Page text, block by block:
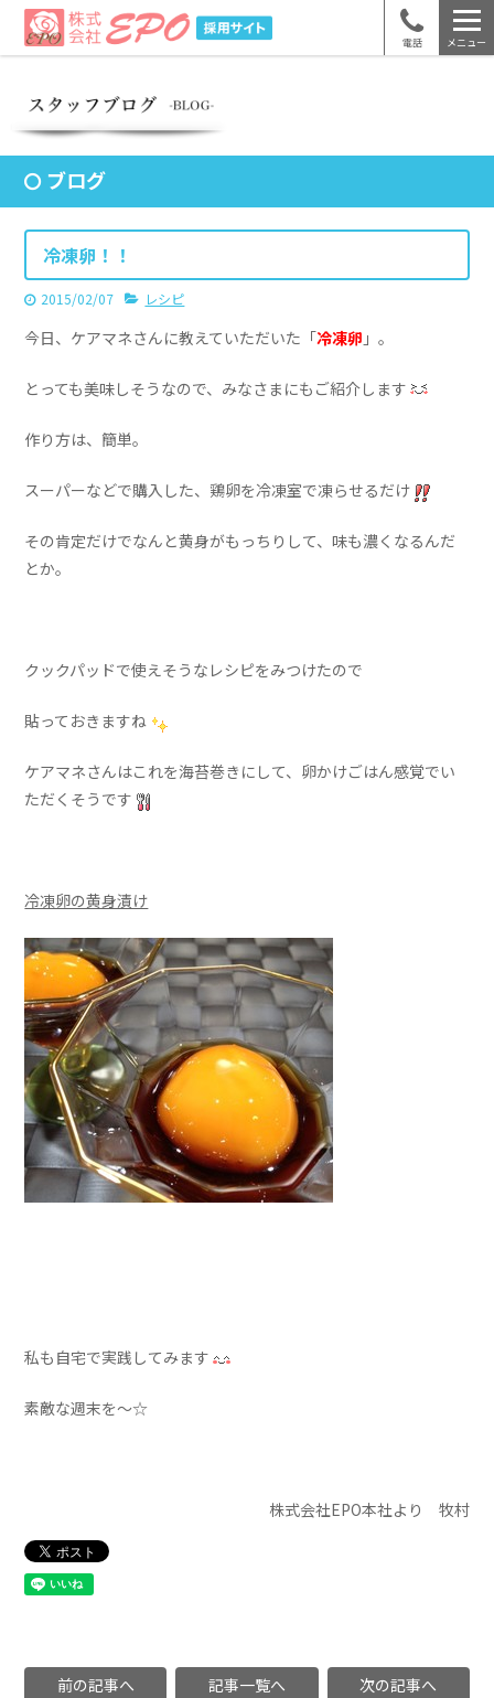
電話 メニュー
ブログ
冷凍卵！！
2015/02/07 レシピ
今日、ケアマネさんに教えていただいた「冷凍卵 」。
とっても美味しそうなので、みなさまにもご紹介します
作り方は、簡単。
スーパーなどで購入した、鶏卵を冷凍室で凍らせるだけ
その肯定だけでなんと黄身がもっちりして、味も濃くなるんだ
とか。
クックパッドで使えそうなレシピをみつけたので
貼っておきますね
ケアマネさんはこれを海苔巻きにして、卵かけごはん感覚でい
ただくそうです
冷凍卵の黄身漬け
私も自宅で実践してみます
素敵な週末を～☆
株式会社EPO本社より 牧村
前の記事へ 記事一覧へ 次の記事へ